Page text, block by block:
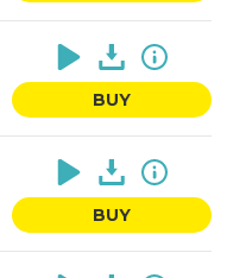
BUY
BUY